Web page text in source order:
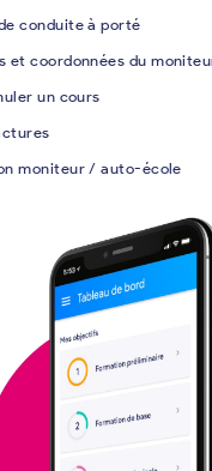
conduite à porté
et coordonnées du
un cours
moniteur / auto-école